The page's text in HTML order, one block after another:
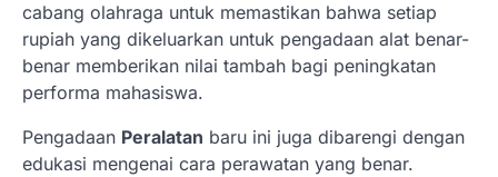
cabang olahraga untuk memastikan bahwa setiap
rupiah yang dikeluarkan untuk pengadaan alat benar-
benar memberikan nilai tambah bagi peningkatan
performa mahasiswa.
Pengadaan Peralatan baru ini juga dibarengi dengan
edukasi mengenai cara perawatan yang benar.